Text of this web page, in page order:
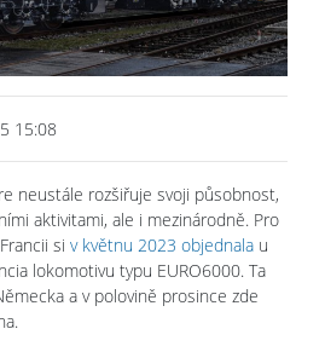
15:08
neustále rozšiřuje svoji působnost,
aktivitami, ale i mezinárodně. Pro
si v květnu 2023 objednala u
lokomotivu typu EURO6000. Ta
a v polovině prosince zde